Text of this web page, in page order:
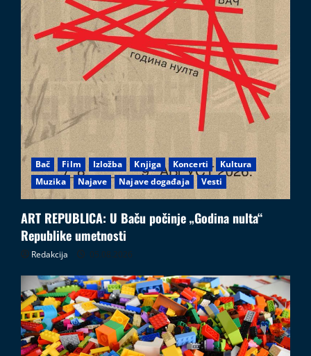
Bač Film Izložba Knjiga Koncerti
Kultura
Muzika
Najave Najave događaja Vesti
ART REPUBLICA: U Baču počinje „Godina nulta“
Republike umetnosti
Redakcija 05.08.2026